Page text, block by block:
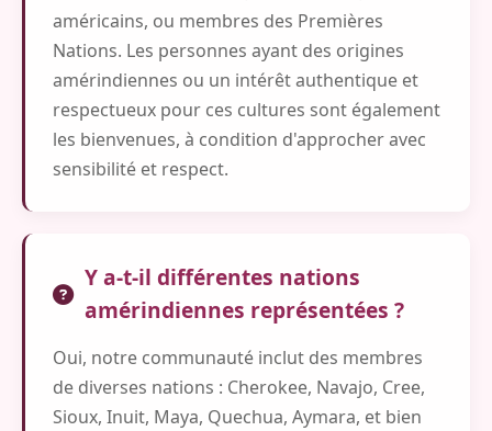
américains, ou membres des Premières
Nations. Les personnes ayant des origines
amérindiennes ou un intérêt authentique et
respectueux pour ces cultures sont également
les bienvenues, à condition d'approcher avec
sensibilité et respect.
Y a-t-il différentes nations
amérindiennes représentées ?
Oui, notre communauté inclut des membres
de diverses nations : Cherokee, Navajo, Cree,
Sioux, Inuit, Maya, Quechua, Aymara, et bien